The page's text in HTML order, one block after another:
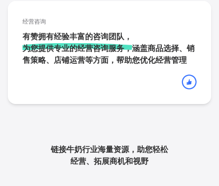
经营咨询
有赞拥有经验丰富的咨询团队，
为您提供专业的经营咨询服务，涵盖商品选择、销
售策略、店铺运营等方面，帮助您优化经营管理
链接牛奶行业海量资源，助您轻松
经营、拓展商机和视野